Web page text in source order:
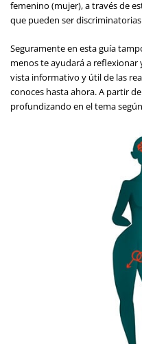
femenino (mujer), a través de
que pueden ser
Seguramente en esta guía
menos te ayudará a
vista informativo y útil de las
conoces hasta ahora. A partir
profundizando en el tema